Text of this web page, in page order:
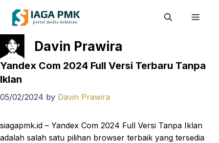
Davin Prawira
Yandex Com 2024 Full Versi Terbaru Tanpa
Iklan
05/02/2024 by Davin Prawira
siagapmk.id – Yandex Com 2024 Full Versi Tanpa Iklan
adalah salah satu pilihan browser terbaik yang tersedia